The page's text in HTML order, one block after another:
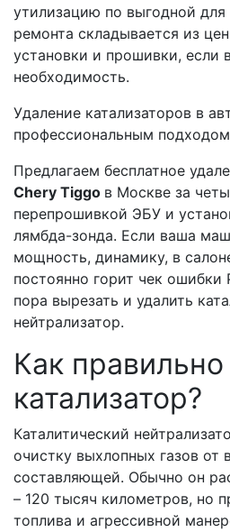
утилизацию по выгодной
ремонта складывается из
установки и прошивки, если
необходимость.
Удаление катализаторов в
профессиональным подходом
Предлагаем бесплатное
Сhery Tiggo в Москве за
перепрошивкой ЭБУ и
лямбда-зонда. Если ваша
мощность, динамику, в
постоянно горит чек
пора вырезать и удалить
нейтрализатор.
Как
катализатор?
Каталитический
очистку выхлопных газов от
составляющей. Обычно он
– 120 тысяч километров, но
топлива и агрессивной